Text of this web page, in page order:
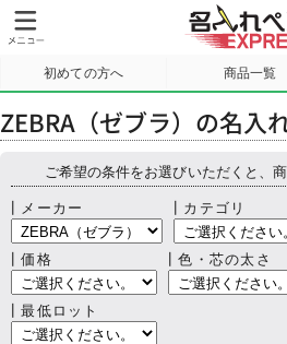
初めての方へ 商品一覧
サンプル請求
ZEBRA（ゼブラ）の名入
ご希望の条件をお選びいただくと、
┃メーカー ┃カテゴリ
┃価格 ┃色・芯の太さ
┃最低ロット